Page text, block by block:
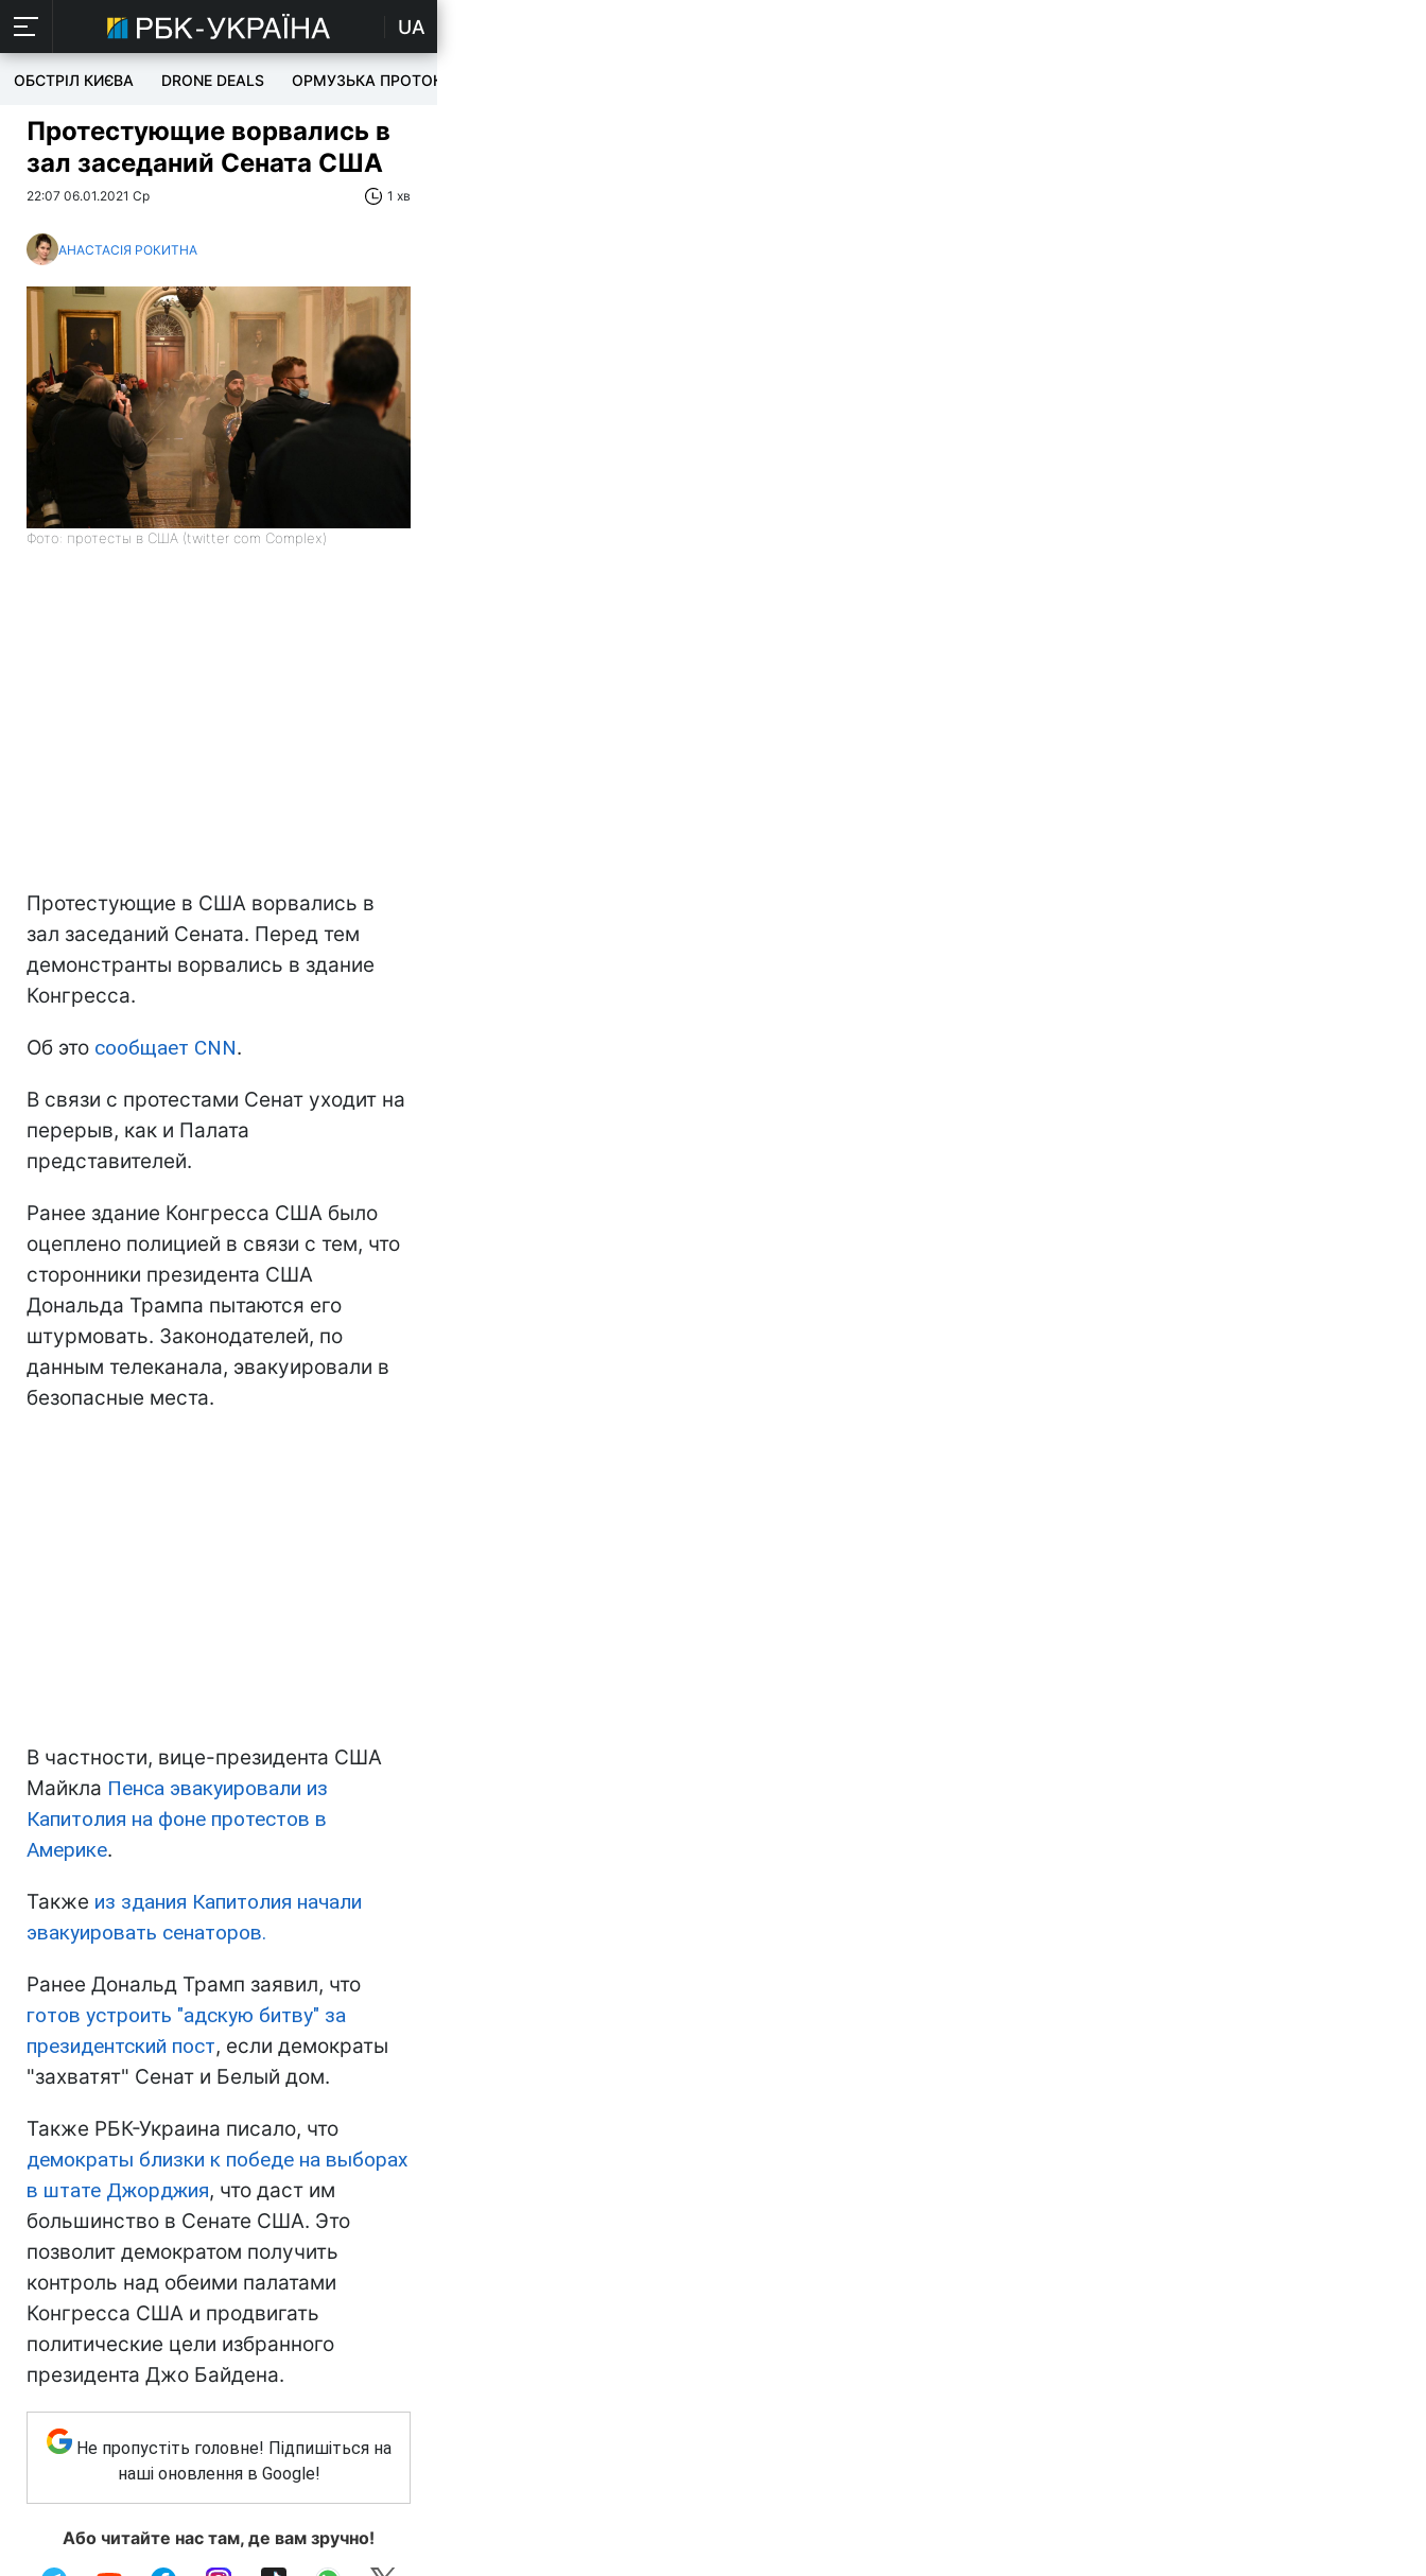
UA
ОБСТРІЛ КИЄВА DRONE DEALS ОРМУЗЬКА ПРОТОКА
Протестующие ворвались в
зал заседаний Сената США
22:07 06.01.2021 Ср 1 хв
АНАСТАСІЯ РОКИТНА
Фото: протесты в США (twitter com Complex)
Протестующие в США ворвались в
зал заседаний Сената. Перед тем
демонстранты ворвались в здание
Конгресса.
Об это сообщает CNN.
В связи с протестами Сенат уходит на
перерыв, как и Палата
представителей.
Ранее здание Конгресса США было
оцеплено полицией в связи с тем, что
сторонники президента США
Дональда Трампа пытаются его
штурмовать. Законодателей, по
данным телеканала, эвакуировали в
безопасные места.
В частности, вице-президента США
Майкла Пенса эвакуировали из
Капитолия на фоне протестов в
Америке.
Также из здания Капитолия начали
эвакуировать сенаторов.
Ранее Дональд Трамп заявил, что
готов устроить "адскую битву" за
президентский пост, если демократы
"захватят" Сенат и Белый дом.
Также РБК-Украина писало, что
демократы близки к победе на выборах
в штате Джорджия, что даст им
большинство в Сенате США. Это
позволит демократом получить
контроль над обеими палатами
Конгресса США и продвигать
политические цели избранного
президента Джо Байдена.
Не пропустіть головне! Підпишіться на
наші оновлення в Google!
Або читайте нас там, де вам зручно!